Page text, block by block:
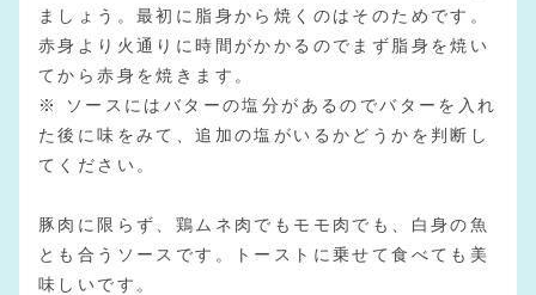
ましょう。最初に脂身から焼くのはそのためです。
赤身より火通りに時間がかかるのでまず脂身を焼い
てから赤身を焼きます。
※ ソースにはバターの塩分があるのでバターを入れ
た後に味をみて、追加の塩がいるかどうかを判断し
てください。
豚肉に限らず、鶏ムネ肉でもモモ肉でも、白身の魚
とも合うソースです。トーストに乗せて食べても美
味しいです。